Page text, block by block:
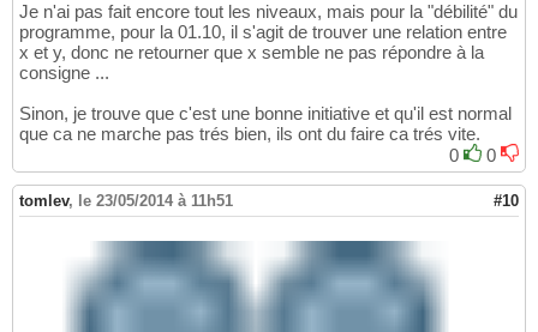
Je n'ai pas fait encore tout les niveaux, mais pour la "débilité" du
programme, pour la 01.10, il s'agit de trouver une relation entre
x et y, donc ne retourner que x semble ne pas répondre à la
consigne ...
Sinon, je trouve que c'est une bonne initiative et qu'il est normal
que ca ne marche pas trés bien, ils ont du faire ca trés vite.
0
0
tomlev, le 23/05/2014 à 11h51 #10